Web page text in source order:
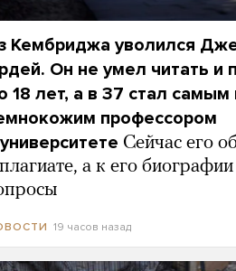
Кембриджа уволился
Он не умел читать и
18 лет, а в 37 стал
профессором
Сейчас его
а к его
19 часов назад